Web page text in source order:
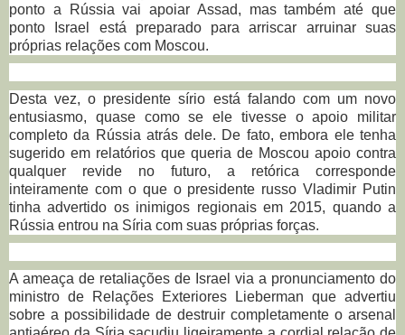
ponto a Rússia vai apoiar Assad, mas também até que
ponto Israel está preparado para arriscar arruinar suas
próprias relações com Moscou.
Desta vez, o presidente sírio está falando com um novo
entusiasmo, quase como se ele tivesse o apoio militar
completo da Rússia atrás dele. De fato, embora ele tenha
sugerido em relatórios que queria de Moscou apoio contra
qualquer revide no futuro, a retórica corresponde
inteiramente com o que o presidente russo Vladimir Putin
tinha advertido os inimigos regionais em 2015, quando a
Rússia entrou na Síria com suas próprias forças.
A ameaça de retaliações de Israel via a pronunciamento do
ministro de Relações Exteriores Lieberman que advertiu
sobre a possibilidade de destruir completamente o arsenal